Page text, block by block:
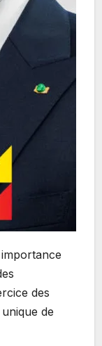
des
de